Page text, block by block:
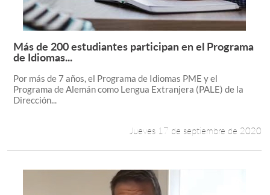
Leer más +
Más de 200 estudiantes participan en el Programa
de Idiomas...
Por más de 7 años, el Programa de Idiomas PME y el
Programa de Alemán como Lengua Extranjera (PALE) de la
Dirección...
Jueves 17 de septiembre de 2020